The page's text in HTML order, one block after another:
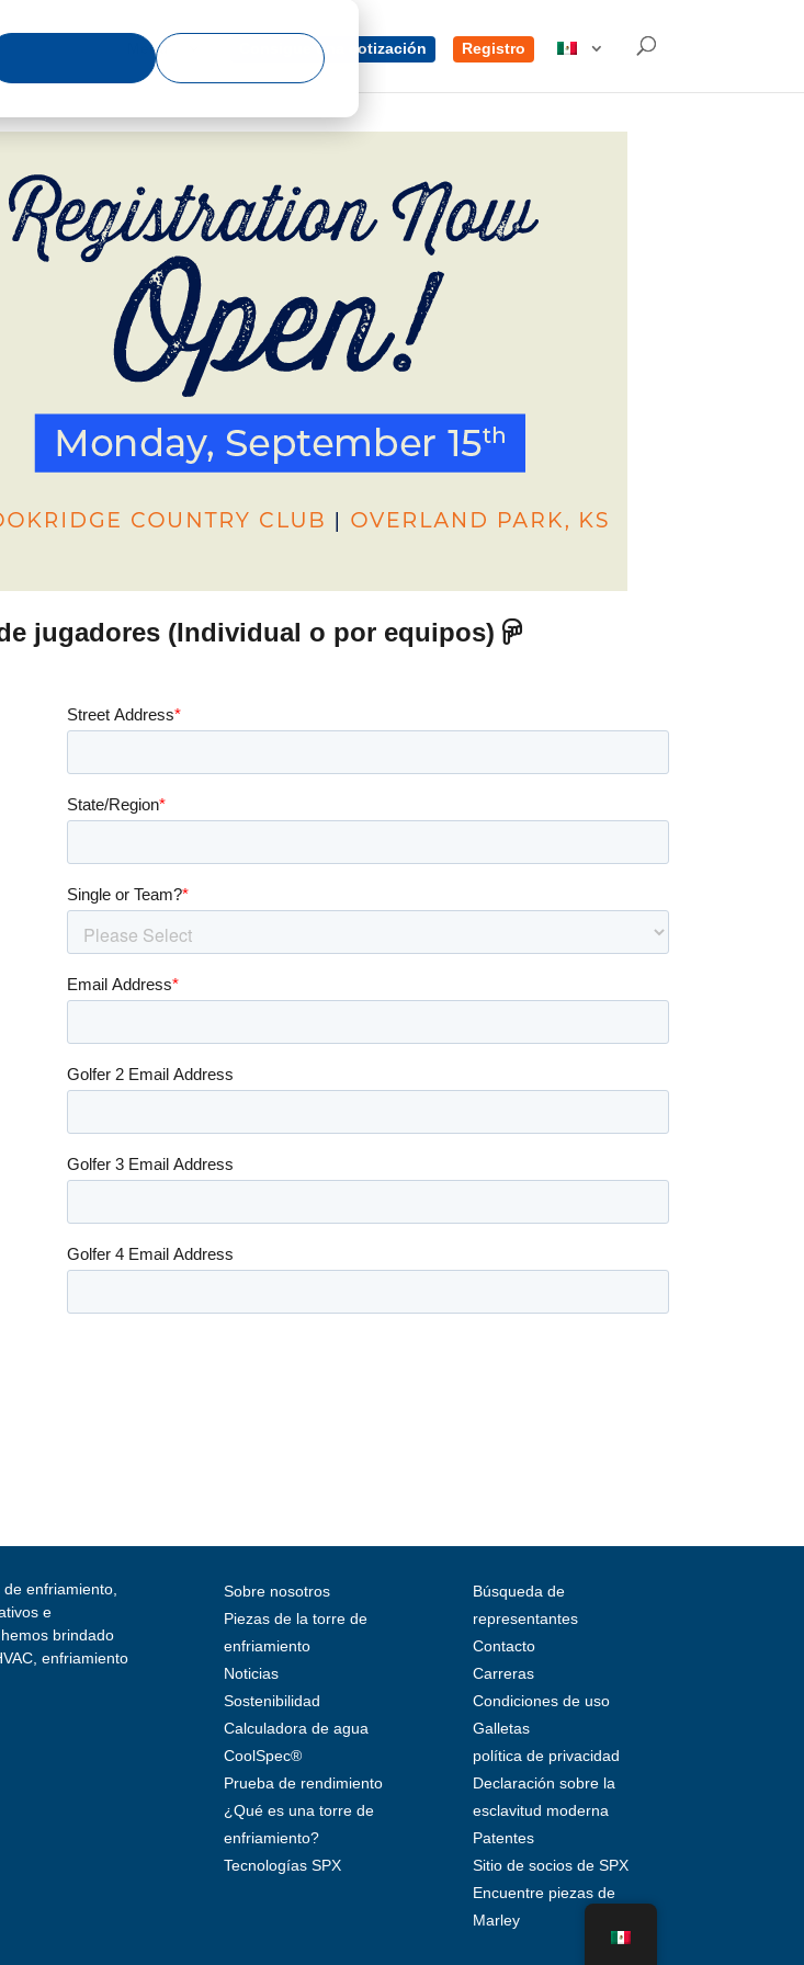
Menú Consigue una cotización Registro
jugadores (Individual o por equipos)
enfriamiento,
e
brindado
enfriamiento
Sobre nosotros
Piezas de la torre de
enfriamiento
Noticias
Sostenibilidad
Calculadora de agua
CoolSpec®
Prueba de rendimiento
¿Qué es una torre de
enfriamiento?
Tecnologías SPX
Búsqueda de
representantes
Contacto
Carreras
Condiciones de uso
Galletas
política de privacidad
Declaración sobre la
esclavitud moderna
Patentes
Sitio de socios de SPX
Encuentre piezas de
Marley